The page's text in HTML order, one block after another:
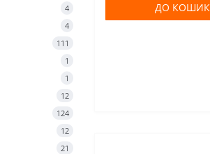
4
4
111
1
1
12
124
12
21
ДО